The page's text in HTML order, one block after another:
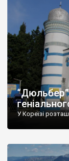
У Кореїзі